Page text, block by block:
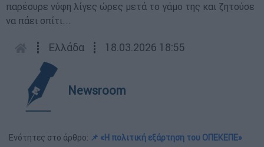
παρέσυρε νύφη λίγες ώρες μετά το γάμο της και ζητούσε
να πάει σπίτι...
┋ Ελλάδα ┋ 18.03.2026 18:55
Newsroom
Ενότητες στο άρθρο: 📌 «Η πολιτική εξάρτηση του ΟΠΕΚΕΠΕ»